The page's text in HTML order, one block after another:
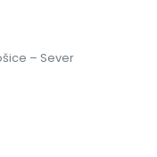
– Sever